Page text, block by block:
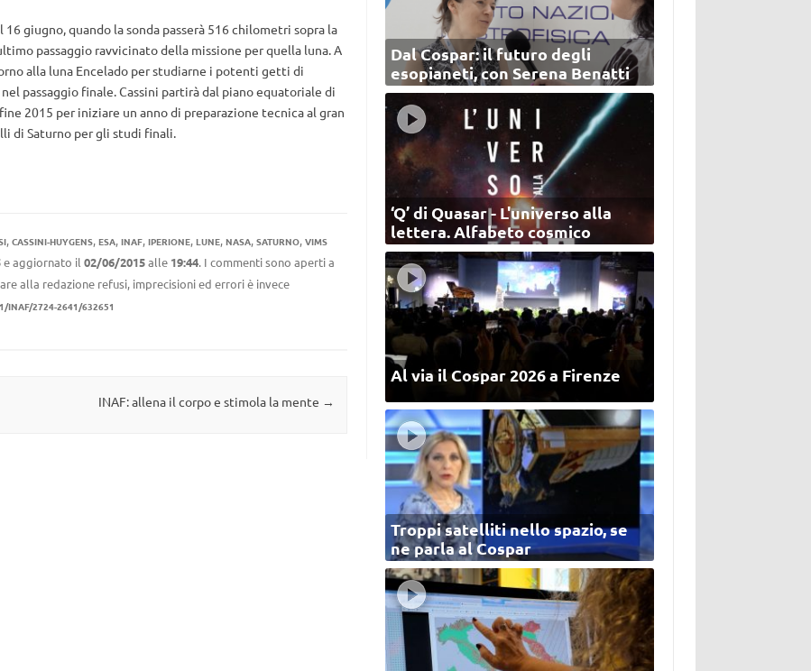
giugno, quando la sonda passerà 516 chilometri sopra la
passaggio ravvicinato della missione per quella luna. A
alla luna Encelado per studiarne i potenti getti di
passaggio finale. Cassini partirà dal piano equatoriale di
2015 per iniziare un anno di preparazione tecnica al gran
di Saturno per gli studi finali.
, CASSINI-HUYGENS, ESA, INAF, IPERIONE, LUNE, NASA, SATURNO, VIMS
e aggiornato il 02/06/2015alle 19:44. I commenti sono aperti a
alla redazione refusi, imprecisioni ed errori è invece
INAF/2724-2641/632651
INAF: allena il corpo e stimola la mente →
Dal Cospar: il futuro degli
esopianeti, con Serena Benatti
‘Q’ di Quasar - L'universo alla
lettera. Alfabeto cosmico
Al via il Cospar 2026 a Firenze
Troppi satelliti nello spazio, se
ne parla al Cospar